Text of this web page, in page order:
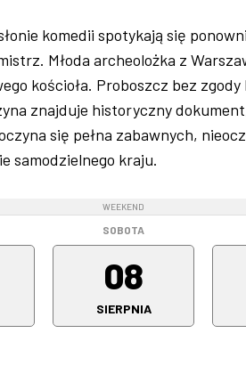
komedii spotykają się
Młoda archeolożka z
kościoła. Proboszcz bez
znajduje historyczny
się pełna zabawnych,
samodzielnego kraju.
WEEKEND
SOBOTA
08
SIERPNIA